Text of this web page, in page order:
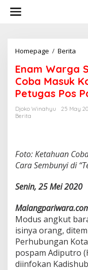
Homepage / Berita
a
m
W
r
g
d
o
a
j
D
i
s
e
l
u
n
Enam Warga
Coba Masuk
Petugas Pos
Djoko Winahyu
25 May
Berita
Foto: Ketahuan
Cara Sembunyi di
Senin, 25 Mei 2020
Modus angkut
isinya orang,
Perhubungan
pospam Adiputro
diinfokan